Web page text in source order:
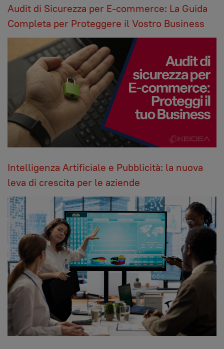
Audit di Sicurezza per E-commerce: La Guida
Completa per Proteggere il Vostro Business
Intelligenza Artificiale e Pubblicità: la nuova
leva di crescita per le aziende